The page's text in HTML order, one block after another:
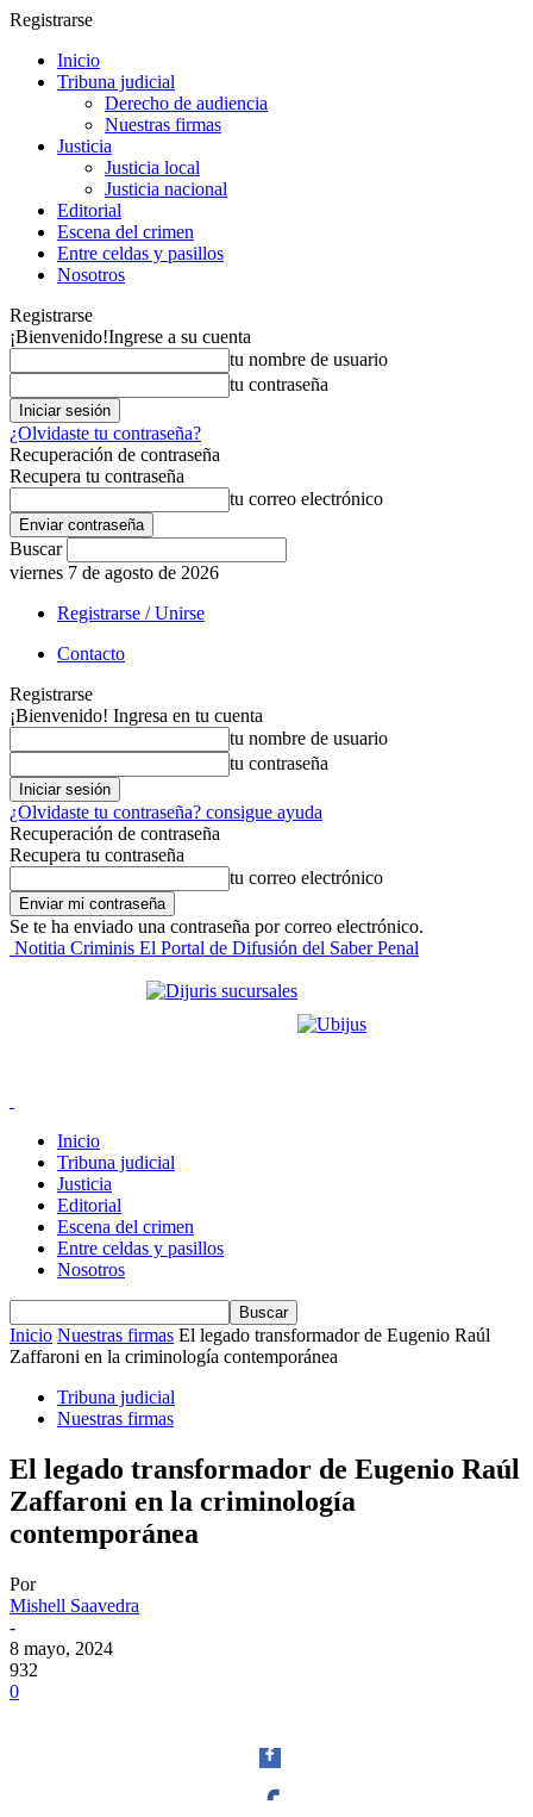
Registrarse
Inicio
Tribuna judicial
Derecho de audiencia
Nuestras firmas
Justicia
Justicia local
Justicia nacional
Editorial
Escena del crimen
Entre celdas y pasillos
Nosotros
Registrarse
¡Bienvenido!Ingrese a su cuenta
tu nombre de usuario
tu contraseña
¿Olvidaste tu contraseña?
Recuperación de contraseña
Recupera tu contraseña
tu correo electrónico
Buscar
viernes 7 de agosto de 2026
Registrarse / Unirse
Contacto
Registrarse
¡Bienvenido! Ingresa en tu cuenta
tu nombre de usuario
tu contraseña
¿Olvidaste tu contraseña? consigue ayuda
Recuperación de contraseña
Recupera tu contraseña
tu correo electrónico
Se te ha enviado una contraseña por correo electrónico.
Notitia Criminis El Portal de Difusión del Saber Penal
Inicio
Tribuna judicial
Justicia
Editorial
Escena del crimen
Entre celdas y pasillos
Nosotros
Inicio Nuestras firmas El legado transformador de Eugenio Raúl
Zaffaroni en la criminología contemporánea
Tribuna judicial
Nuestras firmas
El legado transformador de Eugenio Raúl
Zaffaroni en la criminología
contemporánea
Por
Mishell Saavedra
-
8 mayo, 2024
932
0